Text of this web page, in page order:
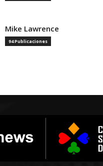
Mike Lawrence
94 Publicaciones